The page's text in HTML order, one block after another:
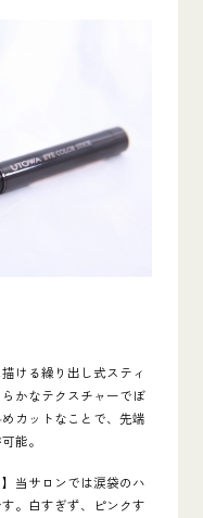
ける繰り出し式スティ
かなテクスチャーでぼ
カットなことで、先端
能。
当サロンでは涙袋のハ
。白すぎず、ピンクす